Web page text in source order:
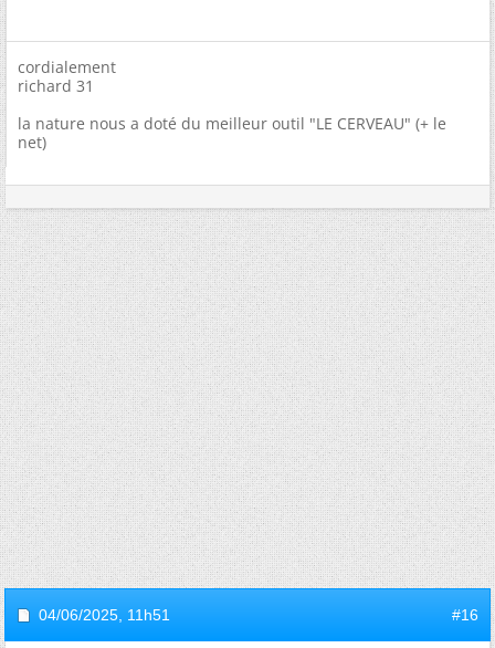
cordialement
richard 31
la nature nous a doté du meilleur outil "LE CERVEAU" (+ le
net)
04/06/2025, 11h51 #16